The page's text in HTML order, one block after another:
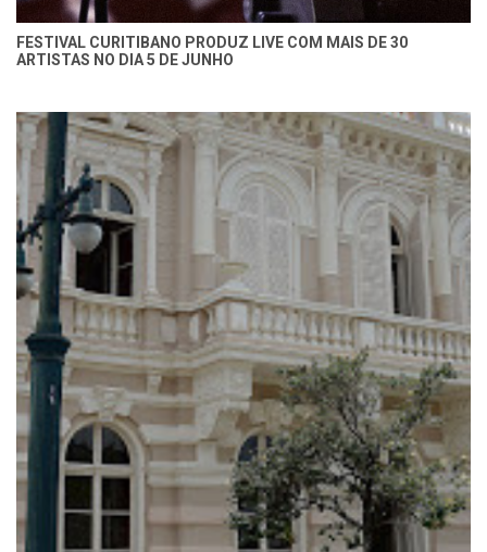
FESTIVAL CURITIBANO PRODUZ LIVE COM MAIS DE 30
ARTISTAS NO DIA 5 DE JUNHO